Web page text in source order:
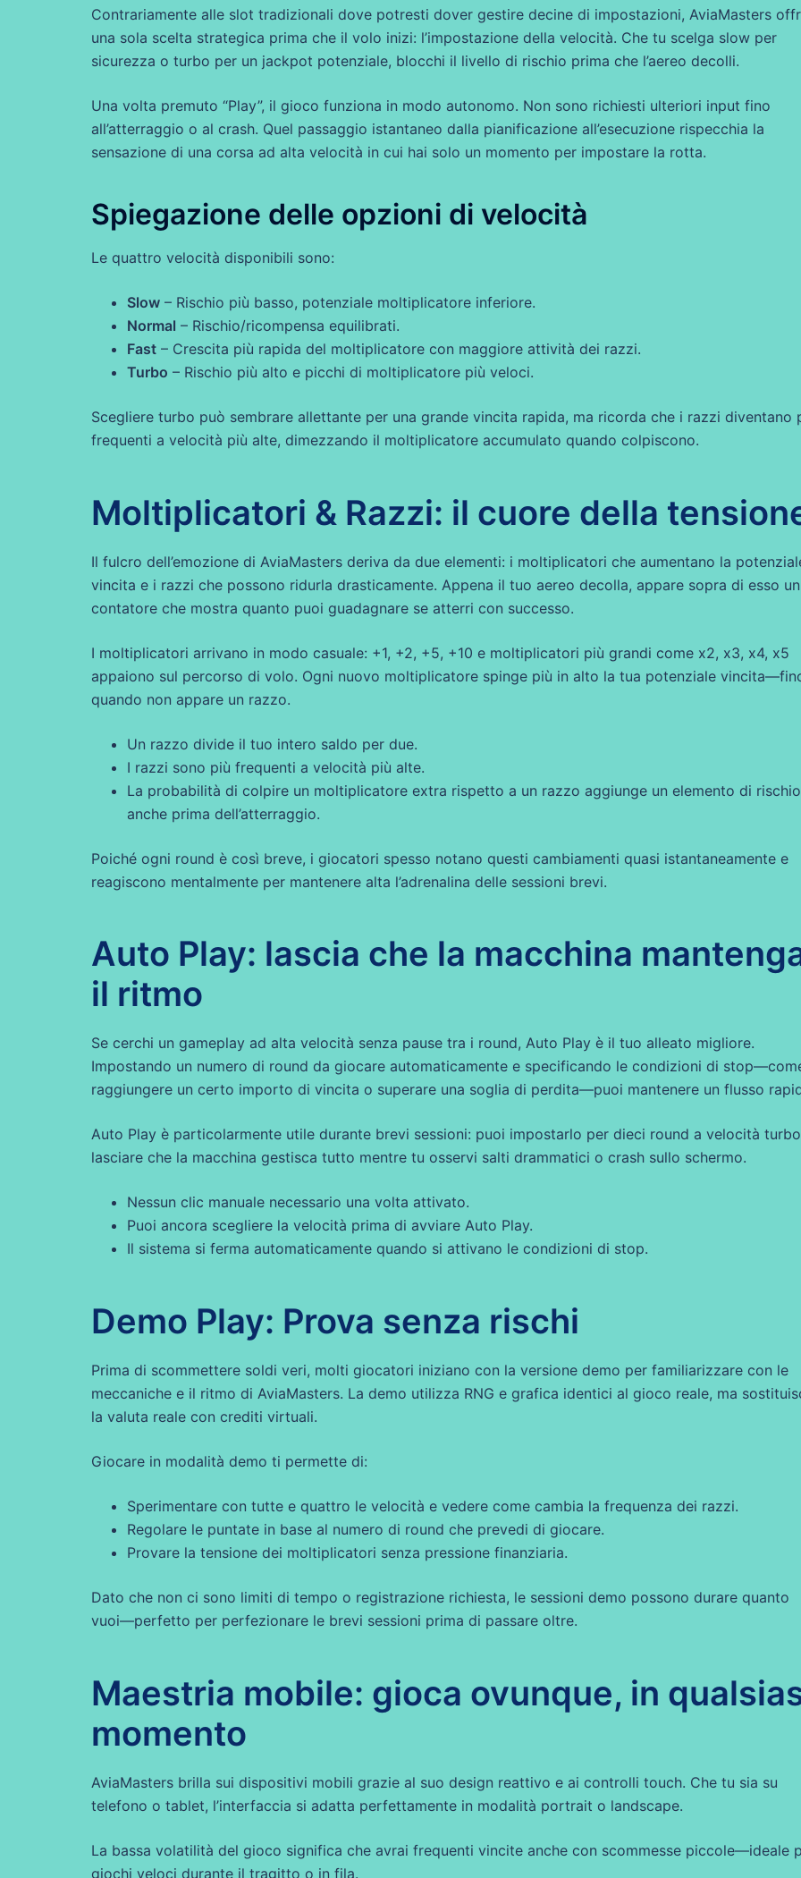
Contrariamente alle slot tradizionali dove potresti dover gestire decine di impostazioni, AviaMasters
una sola scelta strategica prima che il volo inizi: l’impostazione della velocità. Che tu scelga slow per
sicurezza o turbo per un jackpot potenziale, blocchi il livello di rischio prima che l’aereo decolli.
Una volta premuto “Play”, il gioco funziona in modo autonomo. Non sono richiesti ulteriori input fino
all’atterraggio o al crash. Quel passaggio istantaneo dalla pianificazione all’esecuzione rispecchia la
sensazione di una corsa ad alta velocità in cui hai solo un momento per impostare la rotta.
Spiegazione delle opzioni di velocità
Le quattro velocità disponibili sono:
Slow – Rischio più basso, potenziale moltiplicatore inferiore.
Normal – Rischio/ricompensa equilibrati.
Fast – Crescita più rapida del moltiplicatore con maggiore attività dei razzi.
Turbo – Rischio più alto e picchi di moltiplicatore più veloci.
Scegliere turbo può sembrare allettante per una grande vincita rapida, ma ricorda che i razzi diventano
frequenti a velocità più alte, dimezzando il moltiplicatore accumulato quando colpiscono.
Moltiplicatori & Razzi: il cuore della
Il fulcro dell’emozione di AviaMasters deriva da due elementi: i moltiplicatori che aumentano la
vincita e i razzi che possono ridurla drasticamente. Appena il tuo aereo decolla, appare sopra di esso un
contatore che mostra quanto puoi guadagnare se atterri con successo.
I moltiplicatori arrivano in modo casuale: +1, +2, +5, +10 e moltiplicatori più grandi come x2, x3, x4, x5
appaiono sul percorso di volo. Ogni nuovo moltiplicatore spinge più in alto la tua potenziale
quando non appare un razzo.
Un razzo divide il tuo intero saldo per due.
I razzi sono più frequenti a velocità più alte.
La probabilità di colpire un moltiplicatore extra rispetto a un razzo aggiunge un elemento di rischio
anche prima dell’atterraggio.
Poiché ogni round è così breve, i giocatori spesso notano questi cambiamenti quasi istantaneamente e
reagiscono mentalmente per mantenere alta l’adrenalina delle sessioni brevi.
Auto Play: lascia che la macchina
il ritmo
Se cerchi un gameplay ad alta velocità senza pause tra i round, Auto Play è il tuo alleato migliore.
Impostando un numero di round da giocare automaticamente e specificando le condizioni di
raggiungere un certo importo di vincita o superare una soglia di perdita—puoi mantenere un flusso
Auto Play è particolarmente utile durante brevi sessioni: puoi impostarlo per dieci round a velocità
lasciare che la macchina gestisca tutto mentre tu osservi salti drammatici o crash sullo schermo.
Nessun clic manuale necessario una volta attivato.
Puoi ancora scegliere la velocità prima di avviare Auto Play.
Il sistema si ferma automaticamente quando si attivano le condizioni di stop.
Demo Play: Prova senza rischi
Prima di scommettere soldi veri, molti giocatori iniziano con la versione demo per familiarizzare con le
meccaniche e il ritmo di AviaMasters. La demo utilizza RNG e grafica identici al gioco reale, ma
la valuta reale con crediti virtuali.
Giocare in modalità demo ti permette di:
Sperimentare con tutte e quattro le velocità e vedere come cambia la frequenza dei razzi.
Regolare le puntate in base al numero di round che prevedi di giocare.
Provare la tensione dei moltiplicatori senza pressione finanziaria.
Dato che non ci sono limiti di tempo o registrazione richiesta, le sessioni demo possono durare quanto
vuoi—perfetto per perfezionare le brevi sessioni prima di passare oltre.
Maestria mobile: gioca ovunque, in
momento
AviaMasters brilla sui dispositivi mobili grazie al suo design reattivo e ai controlli touch. Che tu sia su
telefono o tablet, l’interfaccia si adatta perfettamente in modalità portrait o landscape.
La bassa volatilità del gioco significa che avrai frequenti vincite anche con scommesse piccole—ideale
giochi veloci durante il tragitto o in fila.